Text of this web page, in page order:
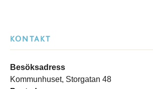
KONTAKT
Besöksadress
Kommunhuset, Storgatan 48